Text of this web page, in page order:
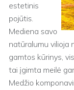
estetinis
pojūtis.
Mediena savo
natūralumu vilioja
gamtos kūrinys,
tai įgimta meilė
Medžio